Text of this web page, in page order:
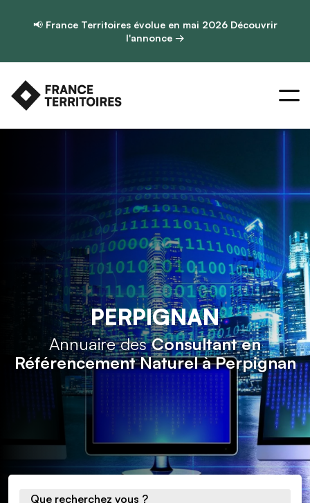
📢 France Territoires évolue en mai 2026 Découvrir
l'annonce →
PERPIGNAN
Annuaire desConsultant en
Référencement Naturel à Perpignan
Que recherchez vous ?